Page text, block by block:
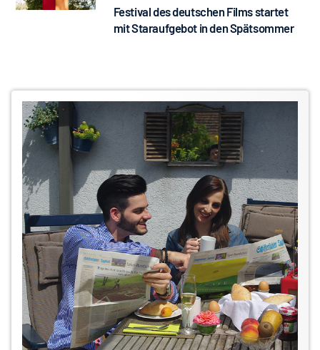
Festival des deutschen Films startet
mit Staraufgebot in den Spätsommer